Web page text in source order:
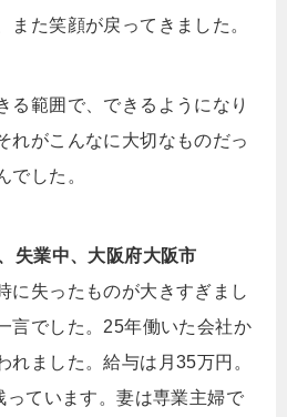
また笑顔が戻ってきました。
る範囲で、できるようになり
れがこんなに大切なものだっ
でした。
失業中、大阪府大阪市
に失ったものが大きすぎまし
言でした。25年働いた会社か
れました。給与は月35万円。
っています。妻は専業主婦で